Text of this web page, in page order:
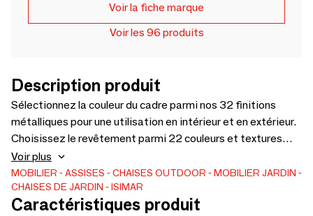
Voir la fiche marque
Voir les 96 produits
Description produit
Sélectionnez la couleur du cadre parmi nos 32 finitions
métalliques pour une utilisation en intérieur et en extérieur.
Choisissez le revêtement parmi 22 couleurs et textures
différentes, adapté à une utilisation en intérieur et en
extérieur. La collection Sedna doit son nom à une divinité
féminine de la mer, qui signifie « mère de la mer ». Veuillez
noter qu'aucun coussin n'est inclus dans ce produit.
Voir plus
MOBILIER ASSISES CHAISES OUTDOOR
MOBILIER JARDIN
CHAISES DE JARDIN
ISIMAR
Caractéristiques produit